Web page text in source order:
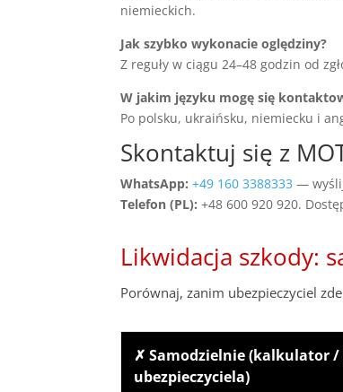
niemieckich.
Jak szybko wykonacie oględziny?
Z reguły w ciągu 24–48 godzin od
W jakim języku mogę się
Po polsku, ukraińsku, niemiecku i
Skontaktuj się z
WhatsApp: +49 160 3388333 —
Telefon (PL): +48 600 920 920.
Likwidacja szkody:
Porównaj, zanim ubezpieczyciel
✗ Samodzielnie (kalkulator /
ubezpieczyciela)